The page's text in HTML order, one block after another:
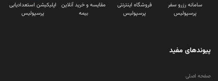
سامانه رزرو سفر
پرسپولیس
فروشگاه اینترنتی
پرسپولیس
مقایسه و خرید آنلاین
بیمه
اپلیکیشن استعدادیابی
پرسپولیس
پیوندهای مفید
صفحه اصلی